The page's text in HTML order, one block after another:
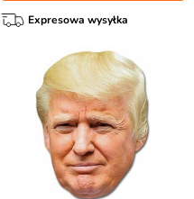
Expresowa wysyłka